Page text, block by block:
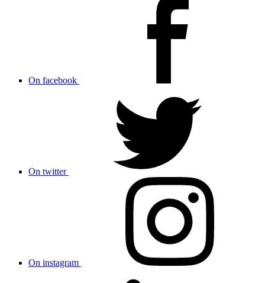
On facebook
On twitter
On instagram